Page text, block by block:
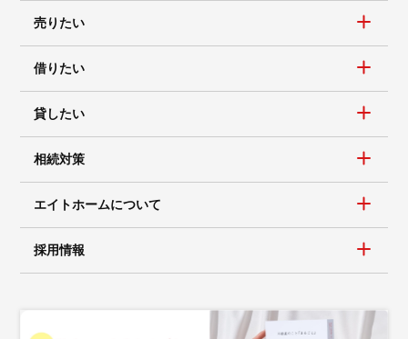
売りたい
借りたい
貸したい
相続対策
エイトホームについて
採用情報